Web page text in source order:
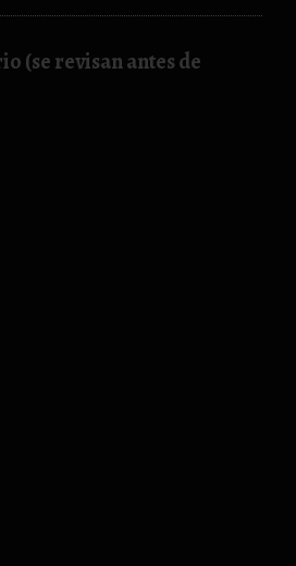
(se revisan antes de